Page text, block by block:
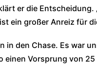
er die
ein großer Anreiz für
in den Chase. Es war
einen Vorsprung von